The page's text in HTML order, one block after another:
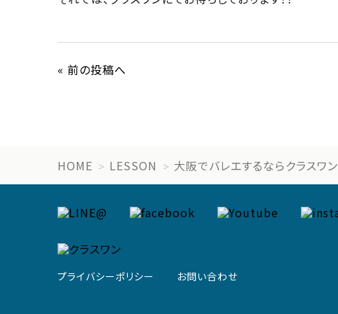
« 前の投稿へ
HOME LESSON 大阪でバレエするならクラスワン
プライバシーポリシー お問い合わせ